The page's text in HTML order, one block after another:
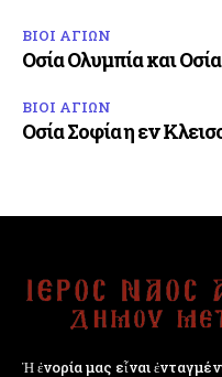
ΒΙΟΙ ΑΓΙΩΝ
Οσία Ολυμπία και
ΒΙΟΙ ΑΓΙΩΝ
Οσία Σοφία η εν
Ἡ ἐνορία μας εἶναι